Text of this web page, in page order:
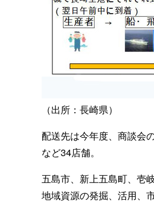
（出所：長崎県）
配送先は今年度、商談会
など34店舗。
五島市、新上五島町、壱
地域資源の発掘、活用、